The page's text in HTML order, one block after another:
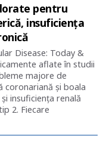
pentru
insuficiența
Disease: Today &
aflate în studii
majore de
coronariană și boala
insuficiența renală
2. Fiecare